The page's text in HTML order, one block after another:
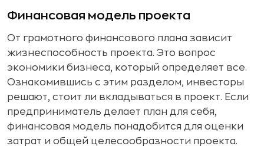
Финансовая модель проекта
От грамотного финансового плана зависит
жизнеспособность проекта. Это вопрос
экономики бизнеса, который определяет все.
Ознакомившись с этим разделом, инвесторы
решают, стоит ли вкладываться в проект. Если
предприниматель делает план для себя,
финансовая модель понадобится для оценки
затрат и общей целесообразности проекта.